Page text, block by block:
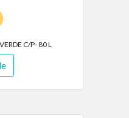
C/P- 80 L